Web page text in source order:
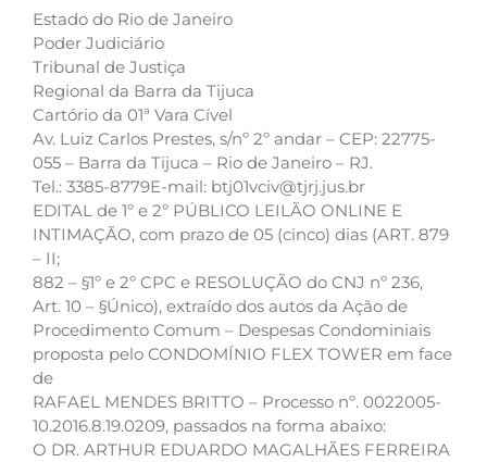
Estado do Rio de Janeiro
Poder Judiciário
Tribunal de Justiça
Regional da Barra da Tijuca
Cartório da 01ª Vara Cível
Av. Luiz Carlos Prestes, s/nº 2º andar – CEP: 22775-
055 – Barra da Tijuca – Rio de Janeiro – RJ.
Tel.: 3385-8779E-mail: btj01vciv@tjrj.jus.br
EDITAL de 1º e 2º PÚBLICO LEILÃO ONLINE E
INTIMAÇÃO, com prazo de 05 (cinco) dias (ART. 879
– II;
882 – §1º e 2º CPC e RESOLUÇÃO do CNJ nº 236,
Art. 10 – §Único), extraído dos autos da Ação de
Procedimento Comum – Despesas Condominiais
proposta pelo CONDOMÍNIO FLEX TOWER em face
de
RAFAEL MENDES BRITTO – Processo nº. 0022005-
10.2016.8.19.0209, passados na forma abaixo:
O DR. ARTHUR EDUARDO MAGALHÃES FERREIRA